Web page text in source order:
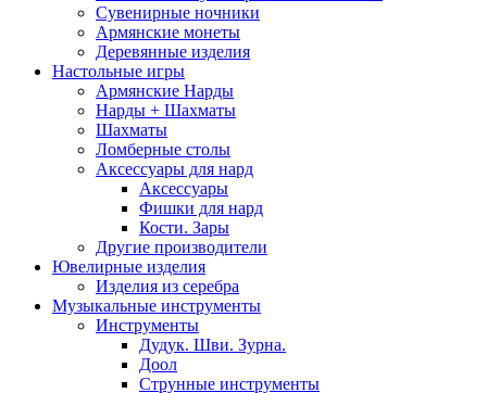
Сувенирные ночники
Армянские монеты
Деревянные изделия
Настольные игры
Армянские Нарды
Нарды + Шахматы
Шахматы
Ломберные столы
Аксессуары для нард
Аксессуары
Фишки для нард
Кости. Зары
Другие производители
Ювелирные изделия
Изделия из серебра
Музыкальные инструменты
Инструменты
Дудук. Шви. Зурна.
Доол
Струнные инструменты